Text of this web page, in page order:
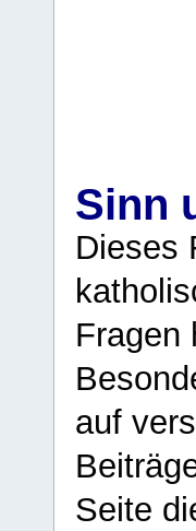
Sinn
Dieses
Fragen
auf
Seite